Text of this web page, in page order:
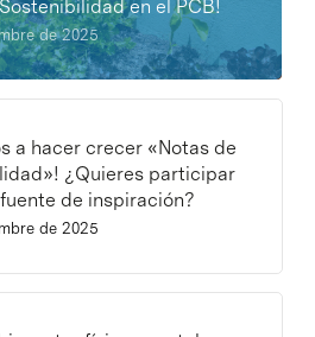
en el PCB!
de 2025
a hacer crecer «Notas de
¿Quieres participar
de inspiración?
de 2025